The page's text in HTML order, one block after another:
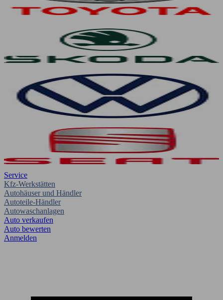
Service
Kfz-Werkstätten
Autohäuser und Händler
Autoteile-Händler
Autowaschanlagen
Auto verkaufen
Auto bewerten
Anmelden